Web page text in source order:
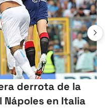
derrota de la
en Italia